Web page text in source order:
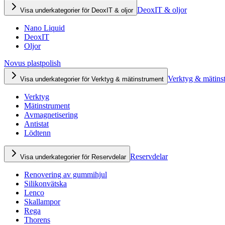
Visa underkategorier för DeoxIT & oljor DeoxIT & oljor
Nano Liquid
DeoxIT
Oljor
Novus plastpolish
Visa underkategorier för Verktyg & mätinstrument Verktyg &
Verktyg
Mätinstrument
Avmagnetisering
Antistat
Lödtenn
Visa underkategorier för Reservdelar Reservdelar
Renovering av gummihjul
Silikonvätska
Lenco
Skallampor
Rega
Thorens